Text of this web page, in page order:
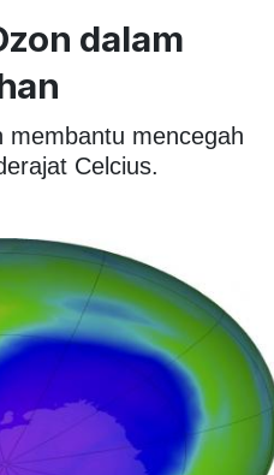
dalam
membantu mencegah
Celcius.